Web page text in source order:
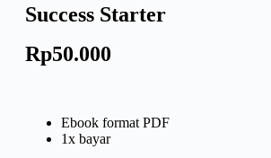
Success Starter
Rp50.000
Ebook format PDF
1x bayar